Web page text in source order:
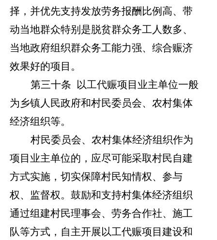
择，并优先支持发放劳务报酬比例高、带
动当地群众特别是脱贫群众务工人数多、
当地政府组织群众务工能力强、综合赈济
效果好的项目。
第三十条
以工代赈项目业主单位一般
为乡镇人民政府和村民委员会、农村集体
经济组织等。
村民委员会、农村集体经济组织作为
项目业主单位的，应尽可能采取村民自建
方式实施，切实保障村民知情权、参与
权、监督权。鼓励和支持村集体经济组织
通过组建村民理事会、劳务合作社、施工
队等方式，自主开展以工代赈项目建设和